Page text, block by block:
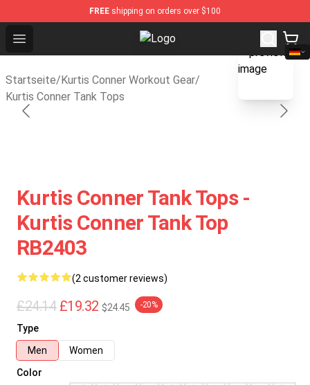
FREE shipping on orders over $100
Open menu Kurtis Conner Store - Official
Startseite/Kurtis Conner Workout Gear/
Kurtis Conner Tank Tops
blank template
Kurtis Conner Tank Tops -
Kurtis Conner Tank Top
RB2403
(2 customer reviews)
£24.14 £19.32 $24.45 -20%
Type
Men
Women
Color